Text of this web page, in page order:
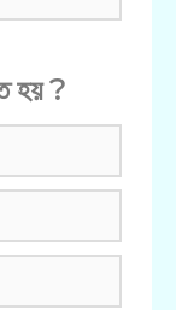
হয় ?